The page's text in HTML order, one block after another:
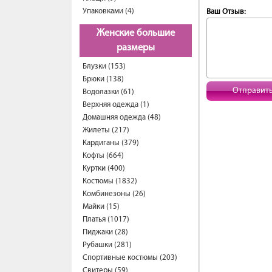
Упаковками (4)
Женские большие
размеры
Блузки (153)
Брюки (138)
Водолазки (61)
Верхняя одежда (1)
Домашняя одежда (48)
Жилеты (217)
Кардиганы (379)
Кофты (664)
Куртки (400)
Костюмы (1832)
Комбинезоны (26)
Майки (15)
Платья (1017)
Пиджаки (28)
Рубашки (281)
Спортивные костюмы (203)
Ваш Отзыв: